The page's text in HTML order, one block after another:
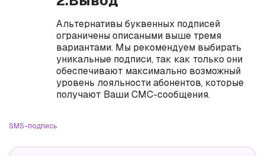
Альтернативы буквенных подписей
ограничены описаными выше тремя
вариантами. Мы рекомендуем выбирать
уникальные подписи, так как только они
обеспечивают максимально возможный
уровень лояльности абонентов, которые
получают Ваши СМС-сообщения.
SMS-подпись